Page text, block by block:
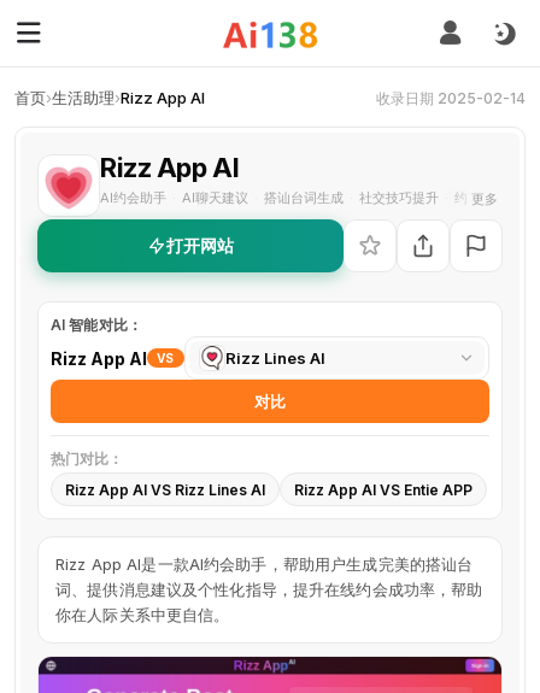
首页›生活助理›Rizz App AI 收录日期 2025-02-14
Rizz App AI
AI约会助手 AI聊天建议 搭讪台词生成 社交技巧提升 约会AI助手
更多
打开网站
AI 智能对比：
Rizz App AI VS
选
择
具
Rizz Lines AI
对比
热门对比：
Rizz App AI VS Rizz Lines AI
Rizz App AI VS Entie APP
Rizz App AI是一款AI约会助手，帮助用户生成完美的搭讪台
词、提供消息建议及个性化指导，提升在线约会成功率，帮助
你在人际关系中更自信。